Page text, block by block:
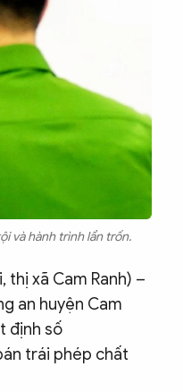
và hành trình lẩn trốn.
thị xã Cam Ranh) –
an huyện Cam
định số
trái phép chất